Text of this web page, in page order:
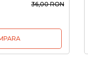
36,00 RON